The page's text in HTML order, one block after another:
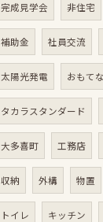
完成見学会 非住宅
補助金 社員交流
太陽光発電 おもて
タカラスタンダード
大多喜町 工務店
収納 外構 物置
トイレ キッチン